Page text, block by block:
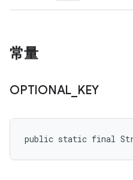
常量
OPTIONAL KEY
public static final